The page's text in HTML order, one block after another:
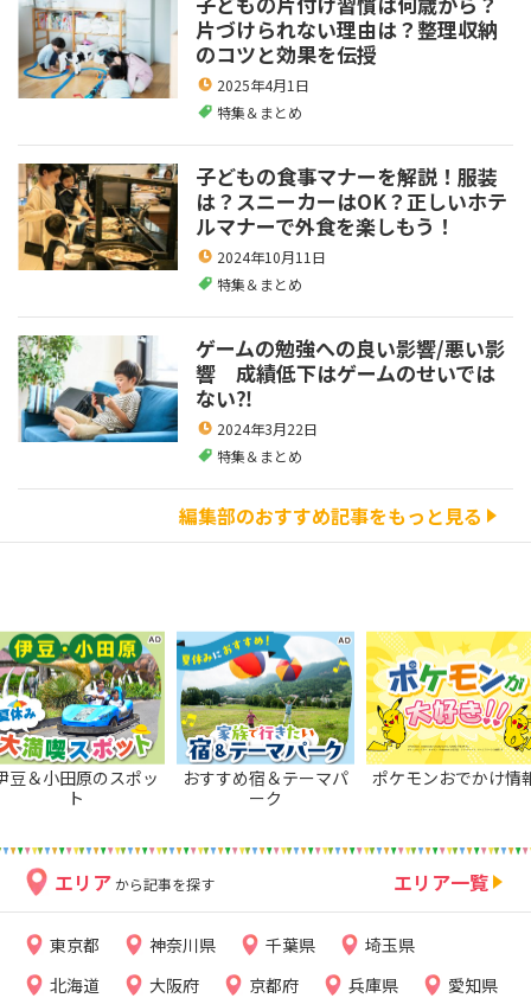
片づけられない理由は？整理収納
のコツと効果を伝授
2025年4月1日
特集＆まとめ
子どもの食事マナーを解説！服装
は？スニーカーはOK？正しいホテ
ルマナーで外食を楽しもう！
2024年10月11日
特集＆まとめ
ゲームの勉強への良い影響/悪い影
響 成績低下はゲームのせいでは
ない⁈
2024年3月22日
特集＆まとめ
編集部のおすすめ記事をもっと見る
豆＆小田原のスポッ
ト
おすすめ宿＆テーマパ
ーク
ポケモンおでかけ情
エリア から記事を探す エリア一覧
東京都 神奈川県 千葉県
埼玉県
北海道
大阪府 京都府 兵庫県
愛知県